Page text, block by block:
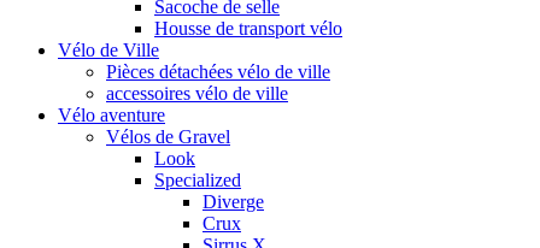
Sacoche de selle
Housse de transport vélo
Vélo de Ville
Pièces détachées vélo de ville
accessoires vélo de ville
Vélo aventure
Vélos de Gravel
Look
Specialized
Diverge
Crux